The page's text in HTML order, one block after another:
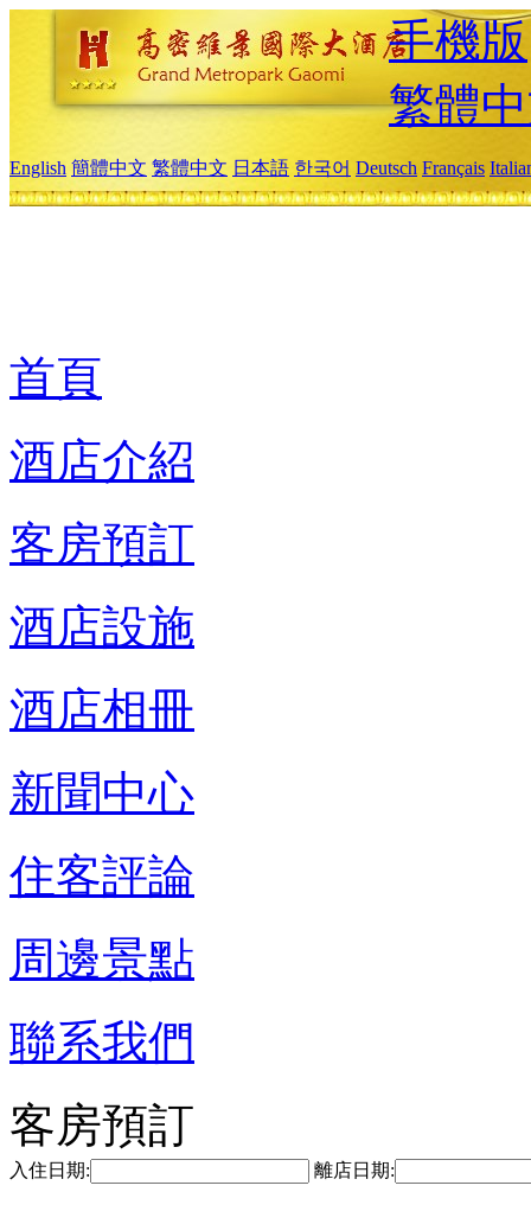
手機版
繁體
English 簡體中文 繁體中文 日本語 한국어 Deutsch Français
首頁
酒店介紹
客房預訂
酒店設施
酒店相冊
新聞中心
住客評論
周邊景點
聯系我們
客房預訂
入住日期: 離店日期: